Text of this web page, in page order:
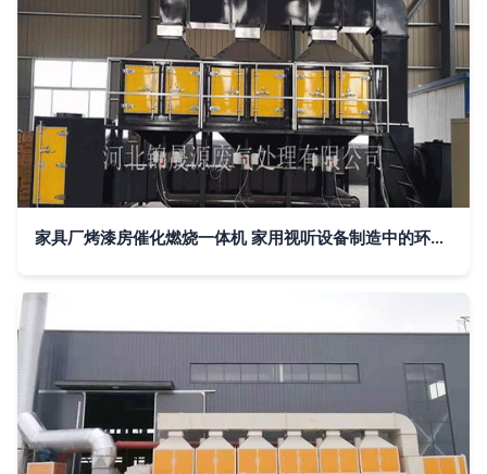
家具厂烤漆房催化燃烧一体机 家用视听设备制造中的环保与高效应用